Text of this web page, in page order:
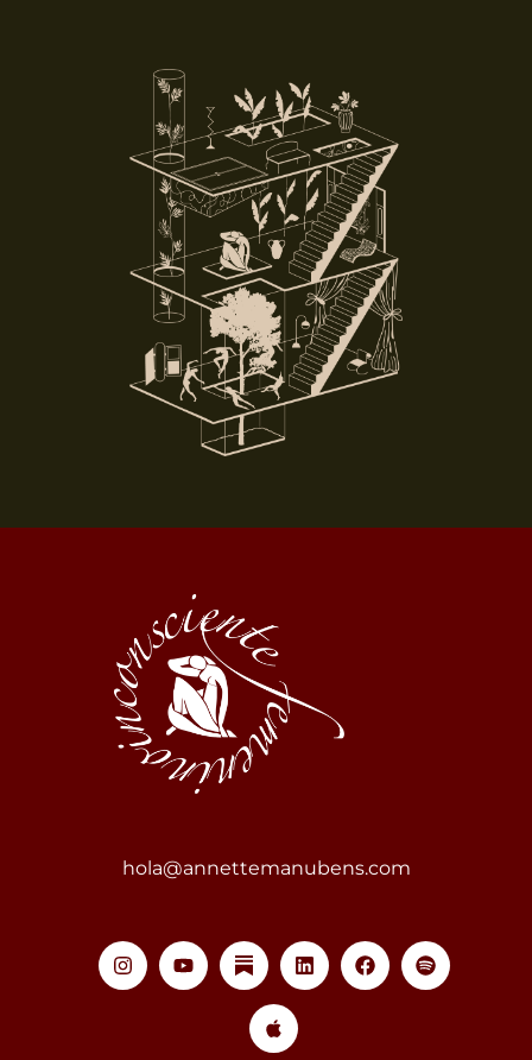
hola@annettemanubens.com